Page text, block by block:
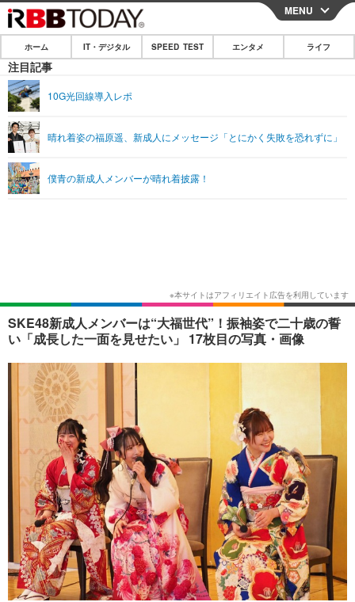
CLOSE
ホーム
IT・デジタル
ショッピング
SPEED TEST
エンタメ
エンタメTOP
ショッピング その他
ライフ
MENU
ホーム IT・デジタル SPEED TEST エンタメ ライフ
注目記事
10G光回線導入レポ
晴れ着姿の福原遥、新成人にメッセージ「とにかく失敗を恐れずに」
僕青の新成人メンバーが晴れ着披露！
SKE48新成人メンバーは“大福世代”！振袖姿で二十歳の誓
い「成長した一面を見せたい」 17枚目の写真・画像